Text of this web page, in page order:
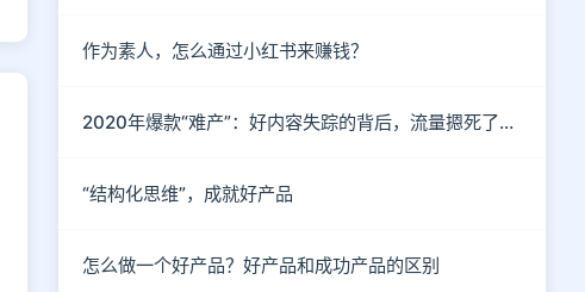
作为素人，怎么通过小红书来赚钱？
2020年爆款“难产”：好内容失踪的背后，流量摁死了内容
“结构化思维”，成就好产品
怎么做一个好产品？好产品和成功产品的区别